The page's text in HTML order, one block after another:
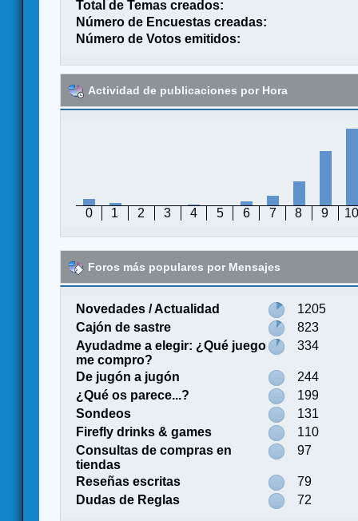
Total de Temas creados:
Número de Encuestas creadas:
Número de Votos emitidos:
Actividad de publicaciones por Hora
0 1 2 3 4 5 6 7 8 9 10
Foros más populares por Mensajes
Novedades / Actualidad
1205
Cajón de sastre
823
Ayudadme a elegir: ¿Qué juego
me compro?
334
De jugón a jugón
244
¿Qué os parece...?
199
Sondeos
131
Firefly drinks & games
110
Consultas de compras en
tiendas
97
Reseñas escritas
79
Dudas de Reglas
72